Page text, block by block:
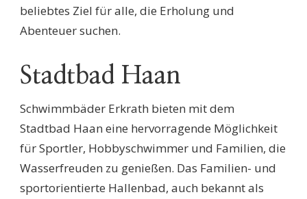
beliebtes Ziel für alle, die Erholung und
Abenteuer suchen.
Stadtbad Haan
Schwimmbäder Erkrath bieten mit dem
Stadtbad Haan eine hervorragende Möglichkeit
für Sportler, Hobbyschwimmer und Familien, die
Wasserfreuden zu genießen. Das Familien- und
sportorientierte Hallenbad, auch bekannt als